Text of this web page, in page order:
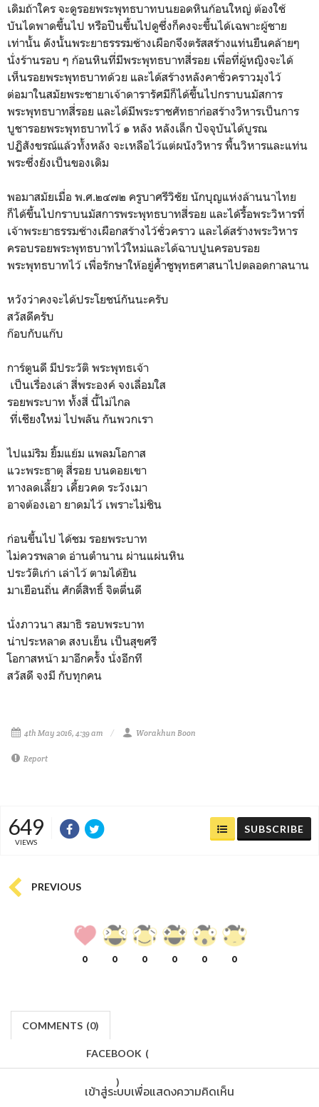
เดิมถ้าใคร จะดูรอยพระพุทธบาทบนยอดหินก้อนใหญ่ ต้องใช้
บันไดพาดขึ้นไป หรือปีนขึ้นไปดูซึ่งก็คงจะขึ้นได้เฉพาะผู้ชาย
เท่านั้น ดังนั้นพระยาธรรรมช้างเผือกจึงตรัสสร้างแท่นยืนคล้ายๆ
นั่งร้านรอบ ๆ ก้อนหินที่มีพระพุทธบาทสี่รอย เพื่อที่ผู้หญิงจะได้
เห็นรอยพระพุทธบาทด้วย และได้สร้างหลังคาชั่วคราวมุงไว้
ต่อมาในสมัยพระชายาเจ้าดารารัศมีก็ได้ขึ้นไปกราบนมัสการ
พระพุทธบาทสี่รอย และได้มีพระราชศัทธาก่อสร้างวิหารเป็นการ
บูชารอยพระพุทธบาทไว้ ๑ หลัง หลังเล็ก ปัจจุบันได้บูรณ
ปฏิสังขรณ์แล้วทั้งหลัง จะเหลือไว้แต่ผนังวิหาร พื้นวิหารและแท่น
พระซึ่งยังเป็นของเดิม
พอมาสมัยเมื่อ พ.ศ.๒๔๗๒ ครูบาศรีวิชัย นักบุญแห่งล้านนาไทย
ก็ได้ขึ้นไปกราบนมัสการพระพุทธบาทสี่รอย และได้รื้อพระวิหารที่
เจ้าพระยาธรรมช้างเผือกสร้างไว้ชั่วคราว และได้สร้างพระวิหาร
ครอบรอยพระพุทธบาทไว้ใหม่และได้ฉาบปูนครอบรอย
พระพุทธบาทไว้ เพื่อรักษาให้อยู่ค้ำชูพุทธศาสนาไปตลอดกาลนาน
หวังว่าคงจะได้ประโยชน์กันนะครับ
สวัสดีครับ
ก๊อบกับแก๊บ
การ์ตูนดี มีประวัติ พระพุทธเจ้า
เป็นเรื่องเล่า สี่พระองค์ จงเลื่อมใส
รอยพระบาท ทั้งสี่ นี้ไม่ไกล
ที่เชียงใหม่ ไปพลัน กันพวกเรา
ไปแม่ริม ยิ้มแย้ม แพลมโอกาส
แวะพระธาตุ สี่รอย บนดอยเขา
ทางลดเลี้ยว เคี้ยวคด ระวังเมา
อาจต้องเอา ยาดมไว้ เพราะไม่ชิน
ก่อนขึ้นไป ได้ชม รอยพระบาท
ไม่ควรพลาด อ่านตำนาน ผ่านแผ่นหิน
ประวัติเก่า เล่าไว้ ตามได้ยิน
มาเยือนถิ่น ศักดิ์สิทธิ์ จิตตื่นดี
นั่งภาวนา สมาธิ รอบพระบาท
น่าประหลาด สงบเย็น เป็นสุขศรี
โอกาสหน้า มาอีกครั้ง นั่งอีกที
สวัสดี จงมี กับทุกคน
4th May 2016, 4:39 am Worakhun Boon
Report
649
VIEWS
SUBSCRIBE
PREVIOUS
0 0 0 0 0 0
COMMENTS (0)
FACEBOOK (
)
เข้าสู่ระบบเพื่อแสดงความคิดเห็น